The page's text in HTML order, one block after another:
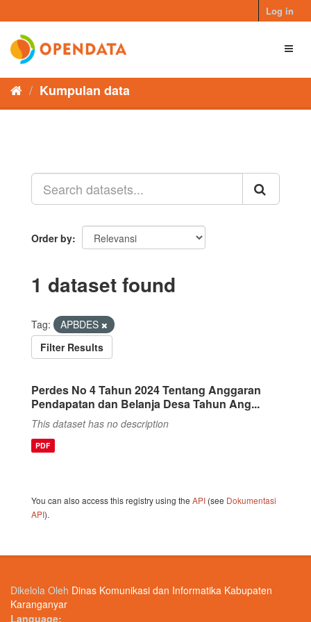
to
content
Log in
Kumpulan data
Order by
1 dataset found
Tag:
APBDES
Filter Results
Perdes No 4 Tahun 2024 Tentang Anggaran
Pendapatan dan Belanja Desa Tahun Ang...
This dataset has no description
PDF
You can also access this registry using the API (see Dokumentasi
API).
Dikelola Oleh Dinas Komunikasi dan Informatika Kabupaten
Karanganyar
Language